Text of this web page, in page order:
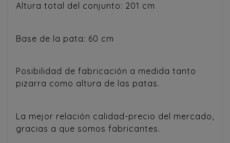
Altura total del conjunto: 201 cm
Base de la pata: 60 cm
Posibilidad de fabricación a medida tanto
pizarra como altura de las patas.
La mejor relación calidad-precio del mercado,
gracias a que somos fabricantes.